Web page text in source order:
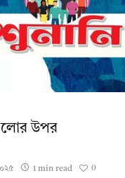
উপর
1 min read 0